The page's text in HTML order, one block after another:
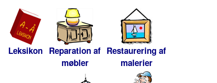
Leksikon Reparation af
møbler
Restaurering af
malerier